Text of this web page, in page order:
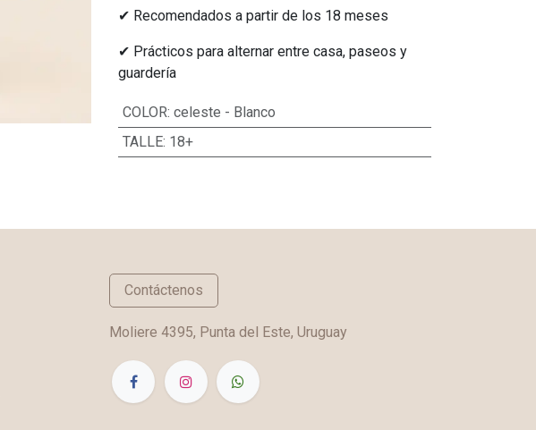
✔ Recomendados a partir de los 18 meses
✔ Prácticos para alternar entre casa, paseos y
guardería
COLOR: celeste - Blanco
TALLE: 18+
Contáctenos
Moliere 4395, Punta del Este, Uruguay